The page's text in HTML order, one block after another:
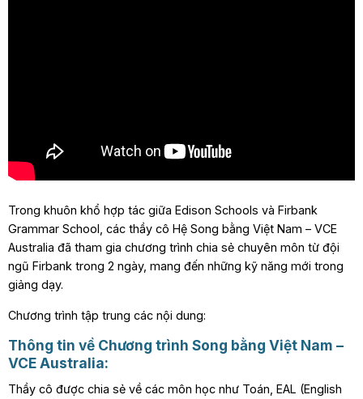
Trong khuôn khổ hợp tác giữa Edison Schools và Firbank
Grammar School, các thầy cô Hệ Song bằng Việt Nam – VCE
Australia đã tham gia chương trình chia sẻ chuyên môn từ đội
ngũ Firbank trong 2 ngày, mang đến những kỹ năng mới trong
giảng dạy.
Chương trình tập trung các nội dung:
Thông tin về Chương trình Song bằng Việt Nam –
VCE Australia:
Thầy cô được chia sẻ về các môn học như Toán, EAL (English